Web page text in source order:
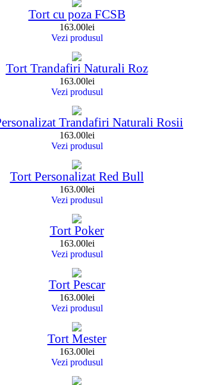
Tort cu poza FCSB
163.00lei
Vezi produsul
Tort Trandafiri Naturali Roz
163.00lei
Vezi produsul
Trandafiri Naturali Rosii
163.00lei
Vezi produsul
Tort Personalizat Red Bull
163.00lei
Vezi produsul
Tort Poker
163.00lei
Vezi produsul
Tort Pescar
163.00lei
Vezi produsul
Tort Mester
163.00lei
Vezi produsul